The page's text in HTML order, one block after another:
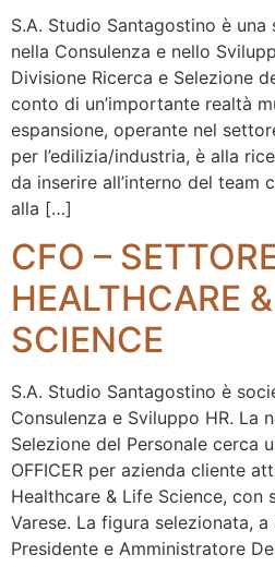
S.A. Studio Santagostino è
nella Consulenza e nello
Divisione Ricerca e Selezione
conto di un’importante realtà
espansione, operante nel
per l’edilizia/industria, è alla
da inserire all’interno del team
alla […]
CFO –
HEALTHCARE
SCIENCE
S.A. Studio Santagostino è
Consulenza e Sviluppo HR. La
Selezione del Personale cerca
OFFICER per azienda cliente
Healthcare & Life Science, con
Varese. La figura selezionata,
Presidente e Amministratore